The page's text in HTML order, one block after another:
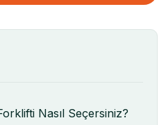
Nasıl Seçersiniz?